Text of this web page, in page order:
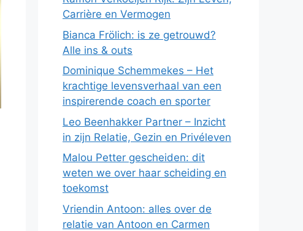
Carrière en Vermogen
Bianca Frölich: is ze getrouwd?
Alle ins & outs
Dominique Schemmekes – Het
krachtige levensverhaal van een
inspirerende coach en sporter
Leo Beenhakker Partner – Inzicht
in zijn Relatie, Gezin en Privéleven
Malou Petter gescheiden: dit
weten we over haar scheiding en
toekomst
Vriendin Antoon: alles over de
relatie van Antoon en Carmen